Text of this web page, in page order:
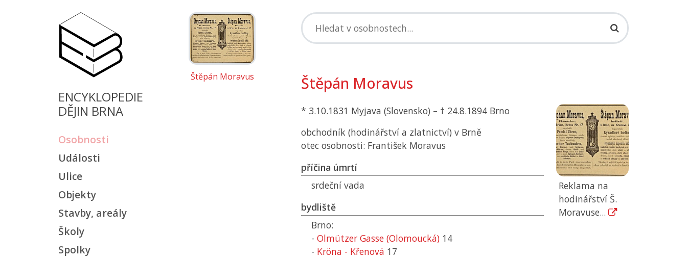
ENCYKLOPEDIE
DĚJIN BRNA
Osobnosti
Události
Ulice
Objekty
Stavby, areály
Školy
Spolky
Štěpán Moravus Štěpán Moravus
* 3.10.1831 Myjava (Slovensko) – † 24.8.1894 Brno
obchodník (hodinářství a zlatnictví) v Brně
otec osobnosti: František Moravus
příčina úmrtí
srdeční vada
bydliště
Brno:
- Olmützer Gasse (Olomoucká) 14
- Kröna - Křenová 17
Reklama na
hodinářství Š.
Moravuse...